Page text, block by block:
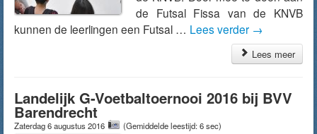
de Futsal Fissa van de KNVB
kunnen de leerlingen een Futsal … Lees verder →
Lees meer
Landelijk G-Voetbaltoernooi 2016 bij BVV
Barendrecht
Zaterdag 6 augustus 2016 (Gemiddelde leestijd: 6 sec)